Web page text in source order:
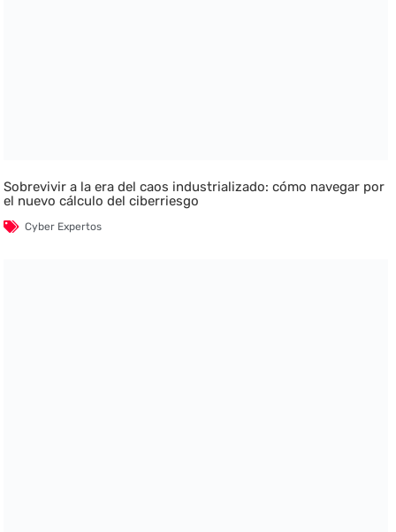
Sobrevivir a la era del caos industrializado: cómo navegar por
el nuevo cálculo del ciberriesgo
Cyber Expertos